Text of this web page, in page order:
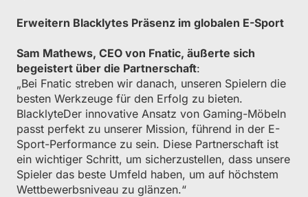
Erweitern Blacklytes Präsenz im globalen E-Sport
Sam Mathews, CEO von Fnatic, äußerte sich
begeistert über die Partnerschaft:
„Bei Fnatic streben wir danach, unseren Spielern die
besten Werkzeuge für den Erfolg zu bieten.
BlacklyteDer innovative Ansatz von Gaming-Möbeln
passt perfekt zu unserer Mission, führend in der E-
Sport-Performance zu sein. Diese Partnerschaft ist
ein wichtiger Schritt, um sicherzustellen, dass unsere
Spieler das beste Umfeld haben, um auf höchstem
Wettbewerbsniveau zu glänzen.“